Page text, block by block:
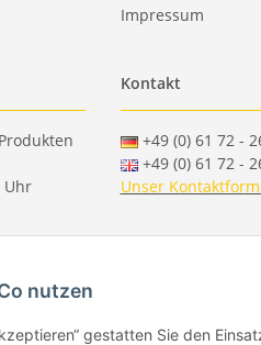
Impressum
Uhr
Kontakt
+49 (0) 61 72 -
+49 (0) 61 72 -
Unser
nutzen
gestatten Sie den